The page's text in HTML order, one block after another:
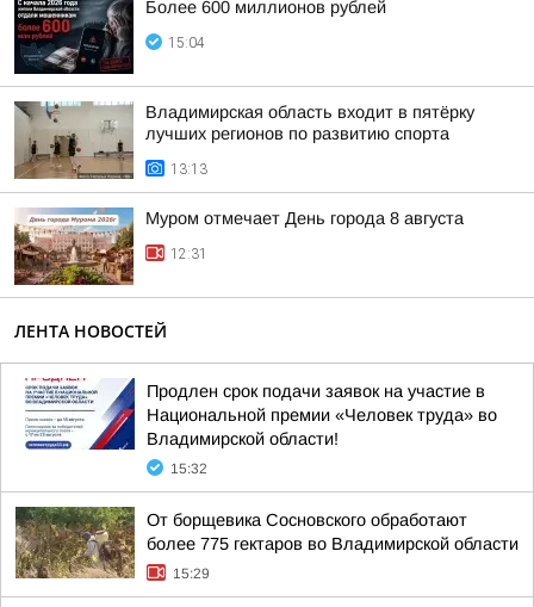
Более 600 миллионов рублей
15:04
Владимирская область входит в пятёрку
лучших регионов по развитию спорта
13:13
Муром отмечает День города 8 августа
12:31
ЛЕНТА НОВОСТЕЙ
Продлен срок подачи заявок на участие в
Национальной премии «Человек труда» во
Владимирской области!
15:32
От борщевика Сосновского обработают
более 775 гектаров во Владимирской области
15:29